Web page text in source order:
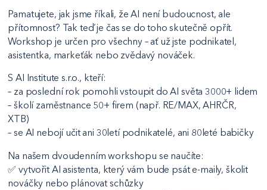
Pamatujete, jak jsme říkali, že AI není budoucnost, ale
přítomnost? Tak teď je čas se do toho skutečně opřít.
Workshop je určen pro všechny – ať už jste podnikatel,
asistentka, markeťák nebo zvědavý nováček.
S AI Institute s.r.o., kteří:
– za poslední rok pomohli vstoupit do AI světa 3000+ lidem
– školí zaměstnance 50+ firem (např. RE/MAX, AHRČR,
XTB)
– se AI nebojí učit ani 30letí podnikatelé, ani 80leté babičky
Na našem dvoudenním workshopu se naučíte:
✅ vytvořit AI asistenta, který vám bude psát e-maily, školit
nováčky nebo plánovat schůzky